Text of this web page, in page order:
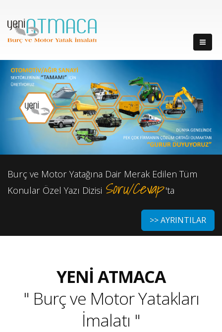
Burç ve Motor Yatağına Dair Merak Edilen Tüm
Konular Özel Yazı Dizisi Soru/Cevap'ta
>> AYRINTILAR
YENİ ATMACA
" Burç ve Motor Yatakları
İmalatı "